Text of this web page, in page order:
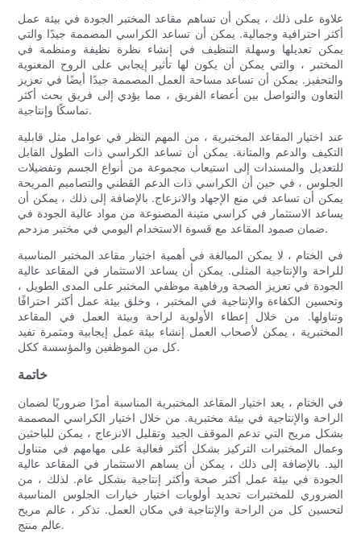
علاوة على ذلك ، يمكن أن تساهم مقاعد المختبر الجودة في بيئة عمل
أكثر احترافية وجمالية. يمكن أن تساعد الكراسي المصممة جيدًا والتي
يمكن تعديلها وسهلة التنظيف في إنشاء نظرة نظيفة ومنظمة في
المختبر ، والتي يمكن أن يكون لها تأثير إيجابي على الروح المعنوية
والتحفيز. يمكن أن تساعد مساحة العمل المصممة جيدًا أيضًا في تعزيز
التعاون والتواصل بين أعضاء الفريق ، مما يؤدي إلى فريق بحث أكثر
تماسكًا وإنتاجية.
عند اختيار المقاعد المختبرية ، من المهم النظر في عوامل مثل قابلية
التكيف والدعم والمتانة. يمكن أن تساعد الكراسي ذات الطول القابل
للتعديل والمسندات إلى استيعاب مجموعة من أنواع الجسم وتفضيلات
الجلوس ، في حين أن الكراسي ذات الدعم القطني والتصاميم المريحة
يمكن أن تساعد في منع الإجهاد والانزعاج. بالإضافة إلى ذلك ، يمكن أن
يساعد الاستثمار في كراسي متينة المصنوعة من مواد عالية الجودة في
ضمان صمود المقاعد مع قسوة الاستخدام اليومي في مختبر مزدحم.
في الختام ، لا يمكن المبالغة في أهمية اختيار مقاعد المختبر المناسبة
للراحة والإنتاجية المثلى. يمكن أن يساعد الاستثمار في المقاعد عالية
الجودة في تعزيز الصحة ورفاهية موظفي المختبر على المدى الطويل ،
وتحسين الكفاءة والإنتاجية في المختبر ، وخلق بيئة عمل أكثر احترافًا
وتناولها. من خلال إعطاء الأولوية لراحة وبيئة العمل في المقاعد
المختبرية ، يمكن لأصحاب العمل إنشاء بيئة عمل إيجابية ومثمرة تفيد
كل من الموظفين والمؤسسة ككل.
خاتمة
في الختام ، يعد اختيار المقاعد المختبرية المناسبة أمرًا ضروريًا لضمان
الراحة والإنتاجية في بيئة مختبرية. من خلال اختيار الكراسي المصممة
بشكل مريح التي تدعم الموقف الجيد وتقليل الانزعاج ، يمكن للباحثين
وعمال المختبرات التركيز بشكل أكثر فعالية على مهامهم في متناول
اليد. بالإضافة إلى ذلك ، يمكن أن يساهم الاستثمار في المقاعد عالية
الجودة في بيئة عمل أكثر صحة وأكثر إنتاجية بشكل عام. لذلك ، من
الضروري للمختبرات تحديد أولويات اختيار خيارات الجلوس المناسبة
لتحسين كل من الراحة والإنتاجية في مكان العمل. تذكر ، عالم مريح
عالم منتج.